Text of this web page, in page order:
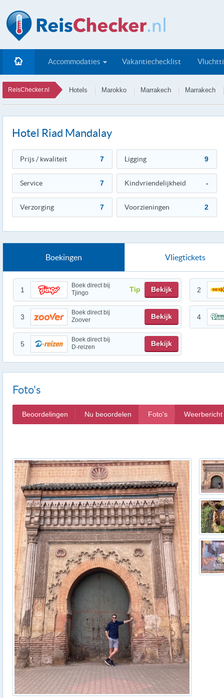
Accommodaties Vakantiechecklist
ReisChecker.nl Hotels Marokko Marrakech Marrakech
Hotel Riad Mandalay
Prijs / kwaliteit 7 Ligging 9
Service 7 Kindvriendelijkheid -
Verzorging 7 Voorzieningen 2
Boekingen Vliegtickets
1
Boek direct bij
Tjingo
Tip Bekijk 2
3
Boek direct bij
Zoover
Bekijk 4
5
Boek direct bij
D-reizen
Bekijk
Foto's
Beoordelingen Nu beoordelen Foto's Weerbericht